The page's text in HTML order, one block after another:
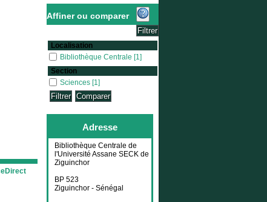
Affiner ou comparer
Localisation
Bibliothèque Centrale
Bibliothèque Centrale [1]
Section
Sciences
Sciences [1]
Adresse
Bibliothèque Centrale de
l'Université Assane SECK de
Ziguinchor
BP 523
Ziguinchor - Sénégal